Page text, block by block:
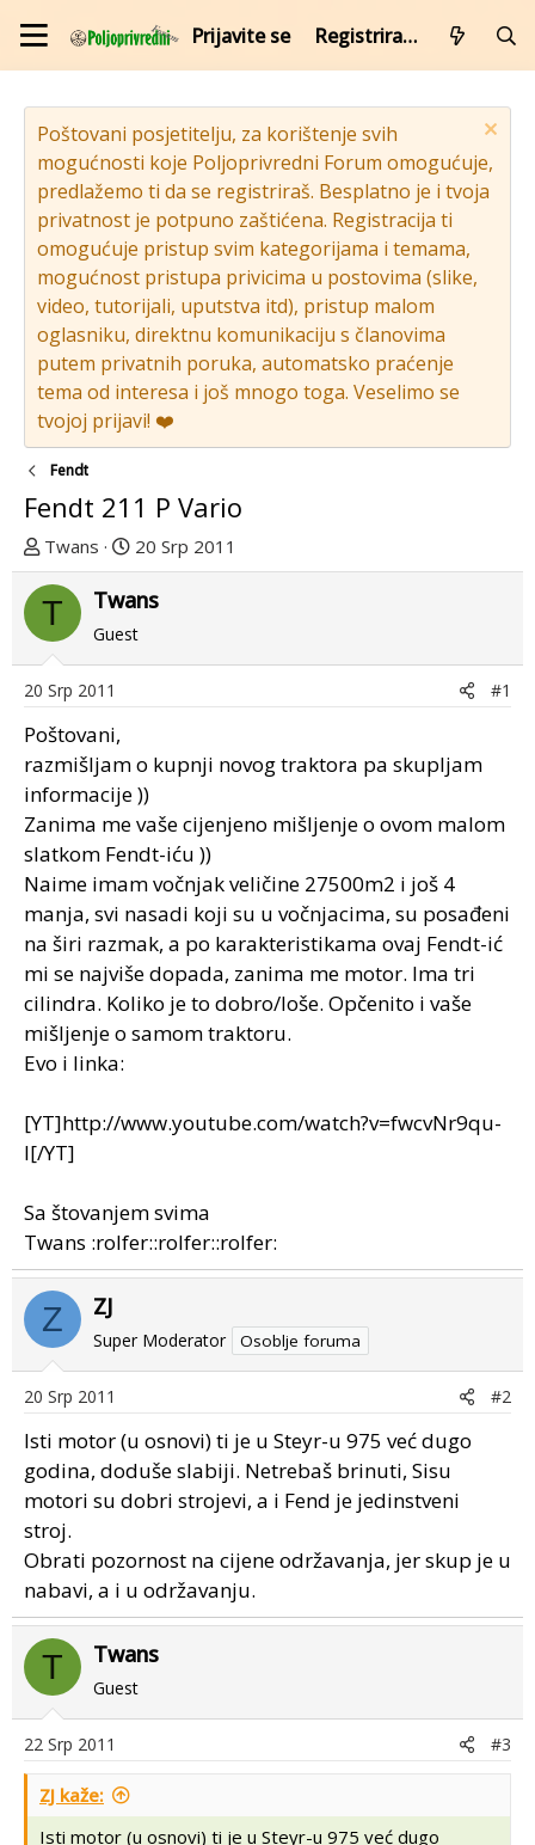
Prijavite se Registrirajte se
Poštovani posjetitelju, za korištenje svih
mogućnosti koje Poljoprivredni Forum omogućuje,
predlažemo ti da se registriraš. Besplatno je i tvoja
privatnost je potpuno zaštićena. Registracija ti
omogućuje pristup svim kategorijama i temama,
mogućnost pristupa privicima u postovima (slike,
video, tutorijali, uputstva itd), pristup malom
oglasniku, direktnu komunikaciju s članovima
putem privatnih poruka, automatsko praćenje
tema od interesa i još mnogo toga. Veselimo se
tvojoj prijavi! ❤️
Fendt
Fendt 211 P Vario
T
e
m
u
p
k
r
e
n
u
o
Twans
D
a
t
u
r
o
g
p
o
s
t
a
20 Srp 2011
T Twans
Guest
20 Srp 2011 #1
Poštovani,
razmišljam o kupnji novog traktora pa skupljam
informacije ))
Zanima me vaše cijenjeno mišljenje o ovom malom
slatkom Fendt-iću ))
Naime imam vočnjak veličine 27500m2 i još 4
manja, svi nasadi koji su u vočnjacima, su posađeni
na širi razmak, a po karakteristikama ovaj Fendt-ić
mi se najviše dopada, zanima me motor. Ima tri
cilindra. Koliko je to dobro/loše. Opčenito i vaše
mišljenje o samom traktoru.
Evo i linka:
[YT]http://www.youtube.com/watch?v=fwcvNr9qu-
I[/YT]
Sa štovanjem svima
Twans :rolfer::rolfer::rolfer:
Z ZJ
Super Moderator Osoblje foruma
20 Srp 2011 #2
Isti motor (u osnovi) ti je u Steyr-u 975 već dugo
godina, doduše slabiji. Netrebaš brinuti, Sisu
motori su dobri strojevi, a i Fend je jedinstveni
stroj.
Obrati pozornost na cijene održavanja, jer skup je u
nabavi, a i u održavanju.
T Twans
Guest
22 Srp 2011 #3
ZJ kaže:
Isti motor (u osnovi) ti je u Steyr-u 975 već dugo